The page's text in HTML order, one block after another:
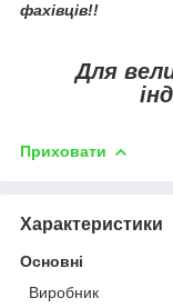
фахівців!!
Для
Приховати
Характеристики
Основні
Виробник